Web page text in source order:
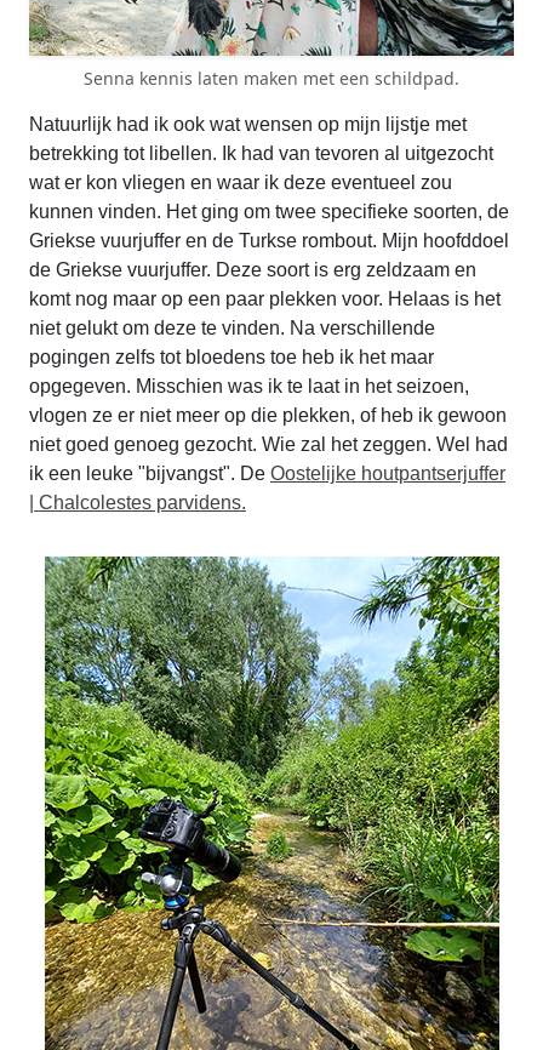
Senna kennis laten maken met een schildpad.
Natuurlijk had ik ook wat wensen op mijn lijstje met
betrekking tot libellen. Ik had van tevoren al uitgezocht
wat er kon vliegen en waar ik deze eventueel zou
kunnen vinden. Het ging om twee specifieke soorten, de
Griekse vuurjuffer en de Turkse rombout. Mijn hoofddoel
de Griekse vuurjuffer. Deze soort is erg zeldzaam en
komt nog maar op een paar plekken voor. Helaas is het
niet gelukt om deze te vinden. Na verschillende
pogingen zelfs tot bloedens toe heb ik het maar
opgegeven. Misschien was ik te laat in het seizoen,
vlogen ze er niet meer op die plekken, of heb ik gewoon
niet goed genoeg gezocht. Wie zal het zeggen. Wel had
ik een leuke "bijvangst". De Oostelijke houtpantserjuffer
| Chalcolestes parvidens.